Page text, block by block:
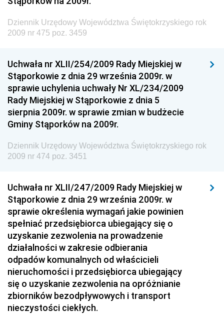
Dziennik Urzędowy Ministra Rodziny, Pracy i Polityki
Społecznej
Dziennik Urzędowy Ministra Rozwoju
Dziennik Urzędowy Ministra Infrastruktury i
Budownictwa
Dziennik Urzędowy Ministra Gospodarki Morskiej i
Żeglugi Śródlądowej
Dziennik Urzędowy Ministra Energii
Dziennik Urzędowy Ministra Finansów
Dziennik Urzędowy Ministra Rozwoju i Finansów
Dziennik Urzędowy Wyższego Urzędu Górniczego
Dziennik Urzędowy Prezesa Urzędu Transportu
Kolejowego
Dziennik Urzędowy Ministra Przedsiębiorczości i
Technologii
Dziennik Urzędowy Ministra Inwestycji i Rozwoju
Dziennik Urzędowy Naczelnego Dyrektora Archiwów
Państwowych
Dziennik Urzędowy Województwa Świętokrzyskiego rok
2009 nr 475 poz. 3459
Uchwała nr XLII/254/2009 Rady Miejskiej w
Stąporkowie z dnia 29 września 2009r. w
sprawie uchylenia uchwały Nr XL/234/2009
Rady Miejskiej w Stąporkowie z dnia 5
sierpnia 2009r. w sprawie zmian w budżecie
Gminy Stąporków na 2009r.
Dziennik Urzędowy Województwa Świętokrzyskiego rok
2009 nr 474 poz. 3451
Uchwała nr XLII/247/2009 Rady Miejskiej w
Stąporkowie z dnia 29 września 2009r. w
sprawie określenia wymagań jakie powinien
spełniać przedsiębiorca ubiegający się o
uzyskanie zezwolenia na prowadzenie
działalności w zakresie odbierania
odpadów komunalnych od właścicieli
nieruchomości i przedsiębiorca ubiegający
się o uzyskanie zezwolenia na opróżnianie
zbiorników bezodpływowych i transport
nieczystości ciekłych.